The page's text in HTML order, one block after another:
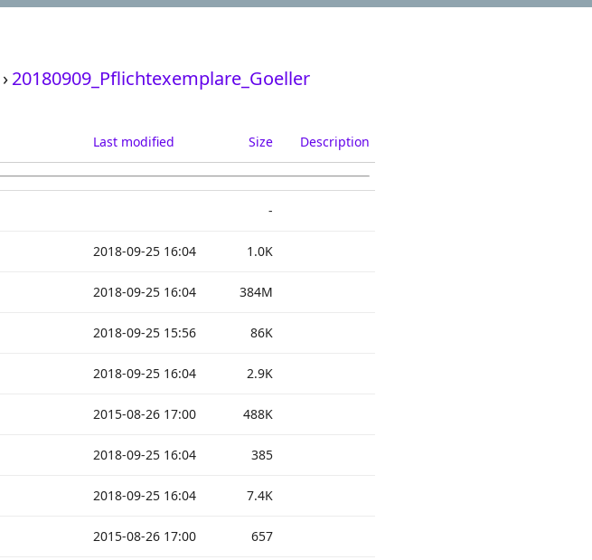
›20180909_Pflichtexemplare_Goeller
Last modified Size Description
-
2018-09-25 16:04 1.0K
2018-09-25 16:04 384M
2018-09-25 15:56 86K
2018-09-25 16:04 2.9K
2015-08-26 17:00 488K
2018-09-25 16:04 385
2018-09-25 16:04 7.4K
2015-08-26 17:00 657